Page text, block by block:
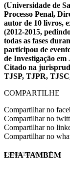
(Universidade de
Processo Penal,
autor de 10 livros,
(2012-2015,
todas as fases
participou de
de Investigação
Citado na
TJSP, TJPR,
COMPARTILHE
Compartilhar no
Compartilhar no
Compartilhar no
Compartilhar no
EVINIS TALON
LEIA TAMBÉM